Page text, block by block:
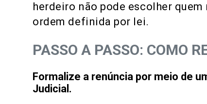
herdeiro não pode escolher quem
ordem definida por lei.
PASSO A PASSO: COMO
Formalize a renúncia por meio de
Judicial.